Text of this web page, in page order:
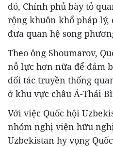
đó, Chính phủ bày tỏ
rộng khuôn khổ pháp lý,
đưa quan hệ song
Theo ông Shoumarov,
nỗ lực hơn nữa để đảm
đối tác truyền thống
ở khu vực châu Á-Thái
Với việc Quốc hội
nhóm nghị viện hữu
Uzbekistan hy vọng